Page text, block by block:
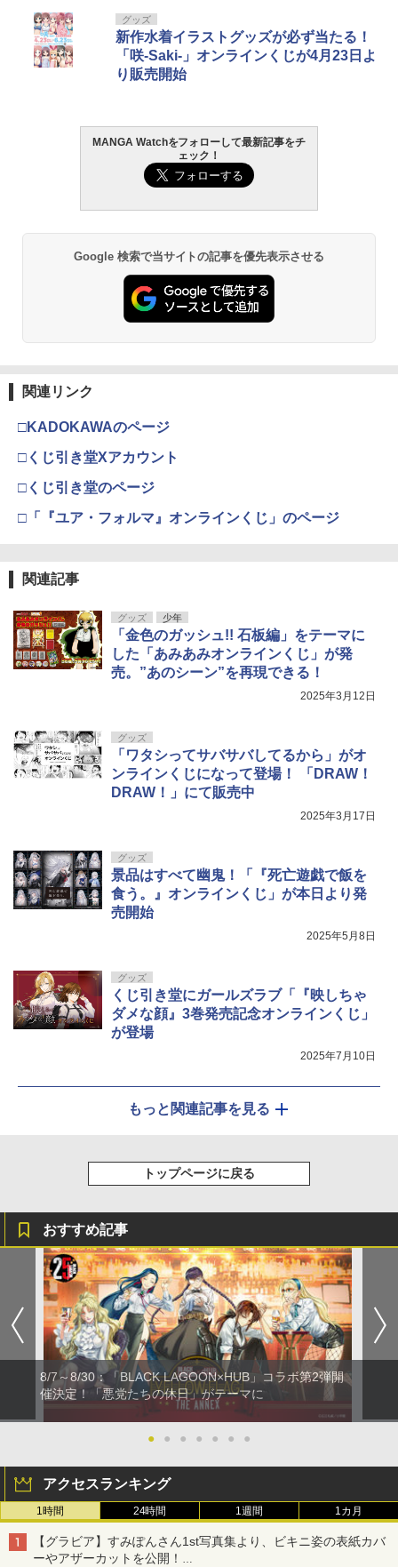
グッズ
新作水着イラストグッズが必ず当たる！
「咲-Saki-」オンラインくじが4月23日よ
り販売開始
MANGA Watchをフォローして最新記事をチ
ェック！
Google 検索で当サイトの記事を優先表示させる
関連リンク
□KADOKAWAのページ
□くじ引き堂Xアカウント
□くじ引き堂のページ
□「『ユア・フォルマ』オンラインくじ」のページ
関連記事
グッズ 少年
「金色のガッシュ!! 石板編」をテーマに
した「あみあみオンラインくじ」が発
売。”あのシーン”を再現できる！
2025年3月12日
グッズ
「ワタシってサバサバしてるから」がオ
ンラインくじになって登場！ 「DRAW！
DRAW！」にて販売中
2025年3月17日
グッズ
景品はすべて幽鬼！「『死亡遊戯で飯を
食う。』オンラインくじ」が本日より発
売開始
2025年5月8日
グッズ
くじ引き堂にガールズラブ「『映しちゃ
ダメな顔』3巻発売記念オンラインくじ」
が登場
2025年7月10日
もっと関連記事を見る
トップページに戻る
おすすめ記事
8/7～8/30：「BLACK LAGOON×HUB」コラボ第2弾開
催決定！「悪党たちの休日」がテーマに
● ● ● ● ● ● ●
アクセスランキング
1時間 24時間 1週間 1カ月
【グラビア】すみぽんさん1st写真集より、ビキニ姿の表紙カバ
ーやアザーカットを公開！